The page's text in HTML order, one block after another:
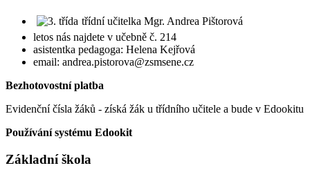
třídní učitelka Mgr. Andrea Pištorová
letos nás najdete v učebně č. 214
asistentka pedagoga: Helena Kejřová
email: andrea.pistorova@zsmsene.cz
Bezhotovostní platba
Evidenční čísla žáků - získá žák u třídního učitele a bude v Edookitu
Používání systému Edookit
Základní škola